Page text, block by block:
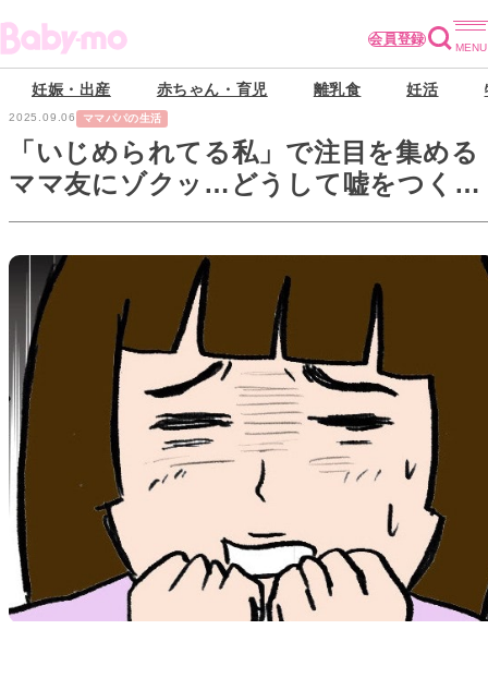
会員登録
妊娠・出産 赤ちゃん・育児 離乳食 妊活
2025.09.06 ママパパの生活
「いじめられてる私」で注目を集める
ママ友にゾクッ…どうして嘘をつく
の！【本当にいた怖いママ友#9】